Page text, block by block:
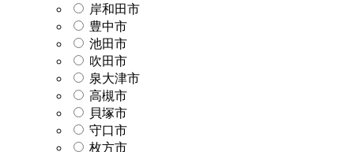
岸和田市
豊中市
池田市
吹田市
泉大津市
高槻市
貝塚市
守口市
枚方市